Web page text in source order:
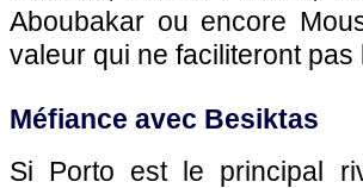
Aboubakar ou encore
valeur qui ne faciliteront
Méfiance avec Besiktas
Si Porto est le principal